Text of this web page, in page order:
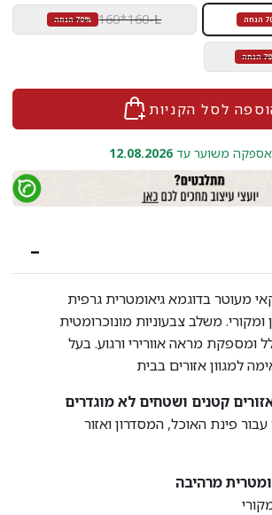
L
-
160*160 70% הנחה
לסל הקניות
אספקה משוער עד 12.08.2026
מעוטר בדוגמא גיאומטרית גרפית
ומקורי. משלב צבעוניות מונוכרומטית
ומספקת מראה אוורירי ורגוע. בעל
למגוון אזורים בבית
קטנים ושטחים לא מוגדרים
פינת האוכל, המסדרון ואזור
מרהיבה